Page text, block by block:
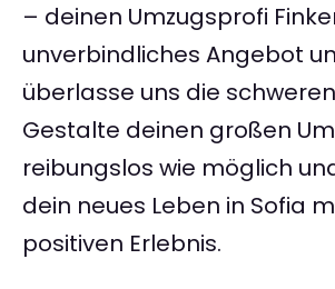
– deinen Umzugsprofi
unverbindliches Angebot
überlasse uns die
Gestalte deinen großen
reibungslos wie möglich
dein neues Leben in Sofia
positiven Erlebnis.